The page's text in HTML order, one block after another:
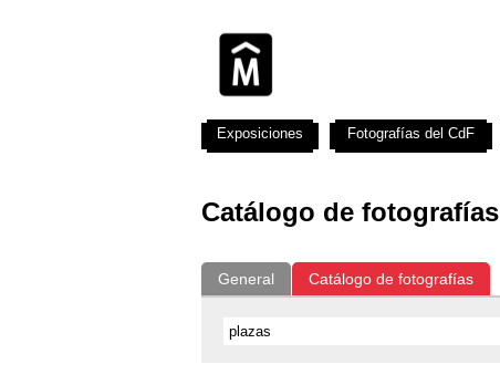
Catálogo de fotografías
General Catálogo de fotografías
Exposiciones Fotografías del CdF